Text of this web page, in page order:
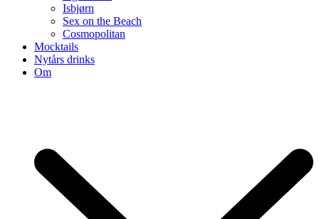
Isbjørn
Sex on the Beach
Cosmopolitan
Mocktails
Nytårs drinks
Om